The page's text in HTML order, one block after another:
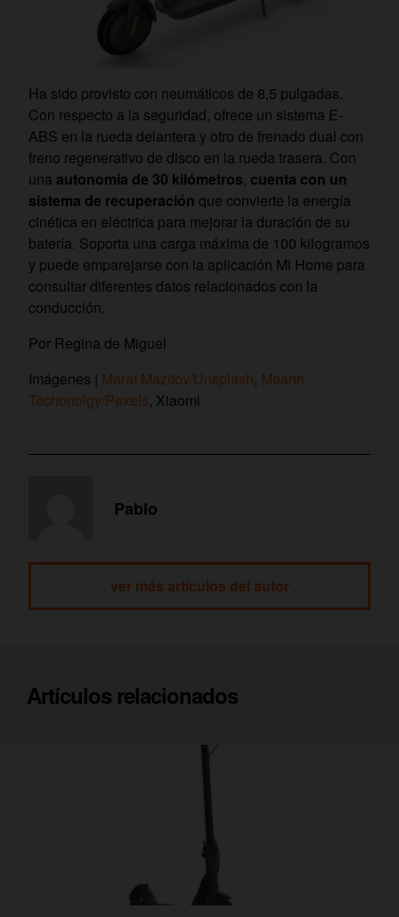
Ha sido provisto con neumáticos de 8,5 pulgadas.
Con respecto a la seguridad, ofrece un sistema E-
ABS en la rueda delantera y otro de frenado dual con
freno regenerativo de disco en la rueda trasera. Con
una autonomía de 30 kilómetros, cuenta con un
sistema de recuperación que convierte la energía
cinética en eléctrica para mejorar la duración de su
batería. Soporta una carga máxima de 100 kilogramos
y puede emparejarse con la aplicación Mi Home para
consultar diferentes datos relacionados con la
conducción.
Por Regina de Miguel
Imágenes | Marat Mazitov/Unsplash, Mearth
Techonolgy/Pexels, Xiaomi
Pablo
ver más artículos del autor
Artículos relacionados